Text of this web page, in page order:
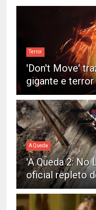
Terror
'Don't Move'
gigante e
A Queda
'A Queda 2: No
oficial repleto